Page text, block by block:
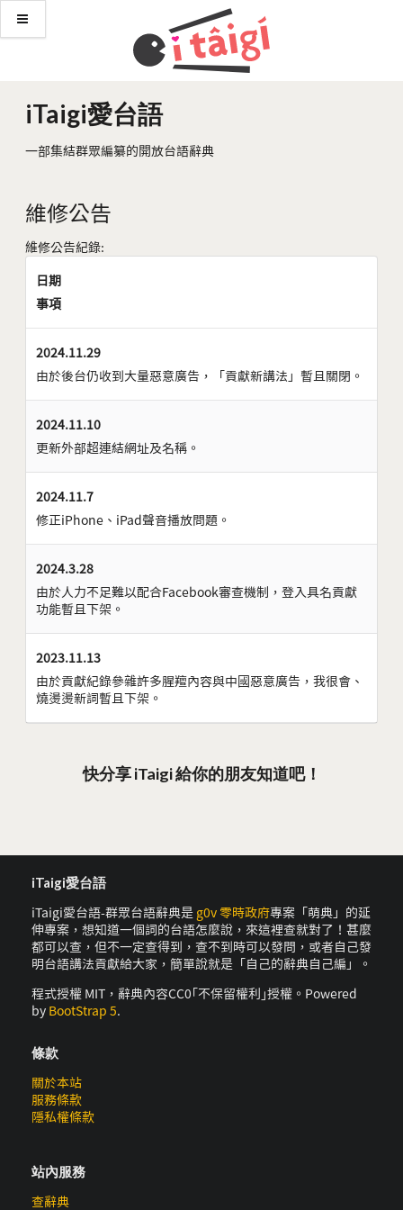
iTaigi愛台語
一部集結群眾編纂的開放台語辭典
維修公告
維修公告紀錄:
日期
事項
2024.11.29
由於後台仍收到大量惡意廣告，「貢獻新講法」暫且關閉。
2024.11.10
更新外部超連結網址及名稱。
2024.11.7
修正iPhone、iPad聲音播放問題。
2024.3.28
由於人力不足難以配合Facebook審查機制，登入具名貢獻
功能暫且下架。
2023.11.13
由於貢獻紀錄參雜許多腥羶內容與中國惡意廣告，我很會、
燒燙燙新詞暫且下架。
快分享 iTaigi 給你的朋友知道吧！
iTaigi愛台語
iTaigi愛台語-群眾台語辭典是 g0v 零時政府專案「萌典」的延
伸專案，想知道一個詞的台語怎麼說，來這裡查就對了！甚麼
都可以查，但不一定查得到，查不到時可以發問，或者自己發
明台語講法貢獻給大家，簡單說就是「自己的辭典自己編」。
程式授權 MIT，辭典內容CC0｢不保留權利｣授權。Powered
by BootStrap 5.
條款
關於本站
服務條款
隱私權條款
站內服務
查辭典